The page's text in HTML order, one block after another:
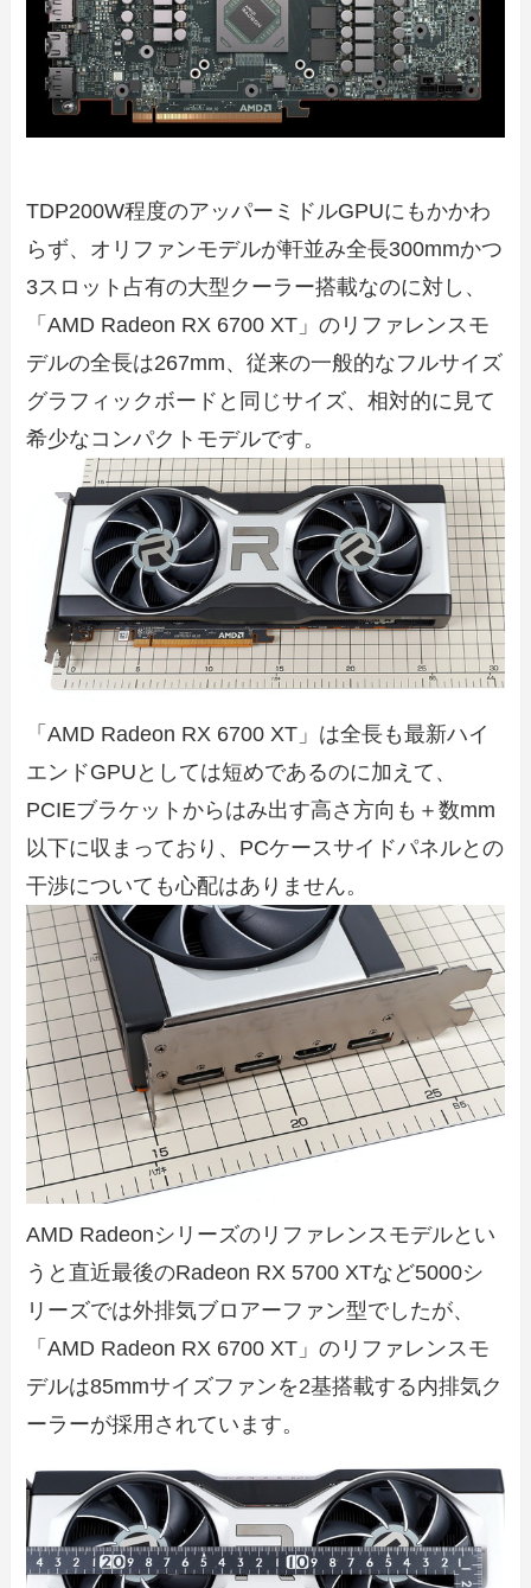
TDP200W程度のアッパーミドルGPUにもかかわ
らず、オリファンモデルが軒並み全長300mmかつ
3スロット占有の大型クーラー搭載なのに対し、
「AMD Radeon RX 6700 XT」のリファレンスモ
デルの全長は267mm、従来の一般的なフルサイズ
グラフィックボードと同じサイズ、相対的に見て
希少なコンパクトモデルです。
「AMD Radeon RX 6700 XT」は全長も最新ハイ
エンドGPUとしては短めであるのに加えて、
PCIEブラケットからはみ出す高さ方向も＋数mm
以下に収まっており、PCケースサイドパネルとの
干渉についても心配はありません。
AMD Radeonシリーズのリファレンスモデルとい
うと直近最後のRadeon RX 5700 XTなど5000シ
リーズでは外排気ブロアーファン型でしたが、
「AMD Radeon RX 6700 XT」のリファレンスモ
デルは85mmサイズファンを2基搭載する内排気ク
ーラーが採用されています。